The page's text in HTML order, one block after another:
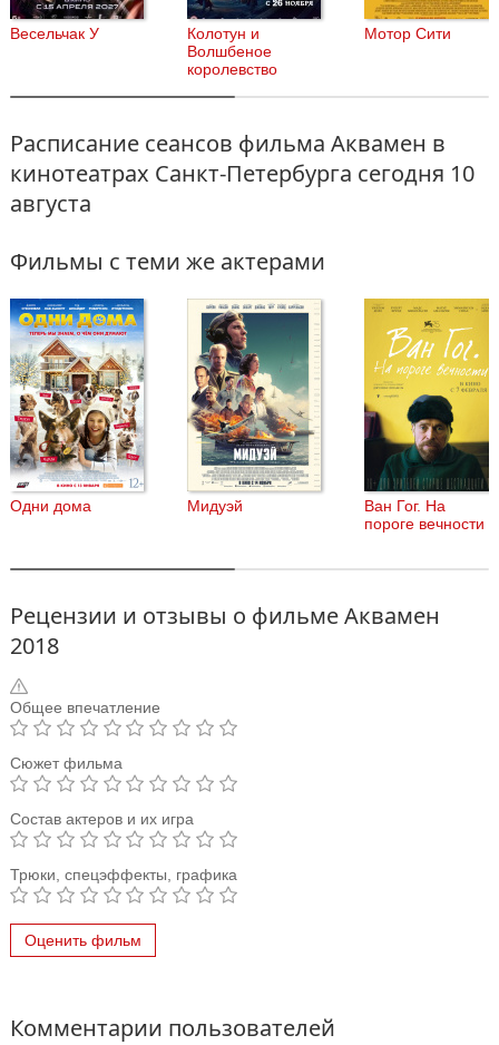
Весельчак У
Колотун и
Волшбеное
королевство
Мотор Сити
Расписание сеансов фильма Аквамен в
кинотеатрах Санкт-Петербурга сегодня 10
августа
Фильмы с теми же актерами
Одни дома Мидуэй
Ван Гог. На
пороге вечности
Рецензии и отзывы о фильме Аквамен
2018
Общее впечатление
Сюжет фильма
Состав актеров и их игра
Трюки, спецэффекты, графика
Оценить фильм
Комментарии пользователей